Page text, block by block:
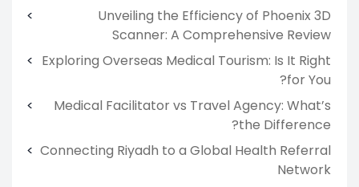
Unveiling the Efficiency of Phoenix 3D
Scanner: A Comprehensive Review
Exploring Overseas Medical Tourism: Is It Right
for You?
Medical Facilitator vs Travel Agency: What’s
the Difference?
Connecting Riyadh to a Global Health Referral
Network